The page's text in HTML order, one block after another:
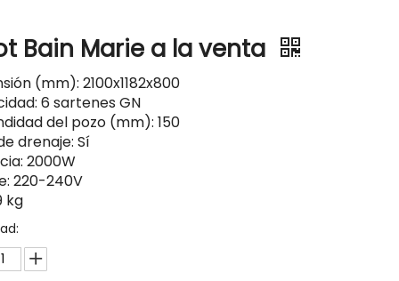
Bain Marie a la venta
(mm): 2100x1182x800
6 sartenes GN
del pozo (mm): 150
drenaje: Sí
2000W
220-240V
kg